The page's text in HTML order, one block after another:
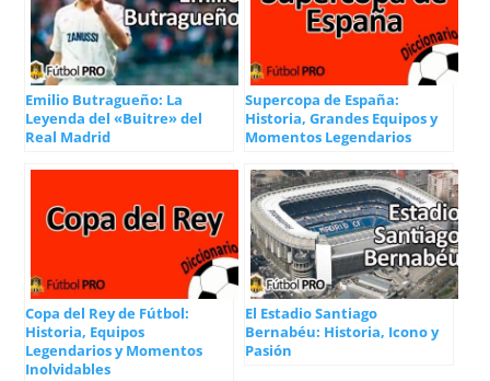
Emilio Butragueño: La
Leyenda del «Buitre» del
Real Madrid
Supercopa de España:
Historia, Grandes Equipos y
Momentos Legendarios
Copa del Rey de Fútbol:
Historia, Equipos
Legendarios y Momentos
Inolvidables
El Estadio Santiago
Bernabéu: Historia, Icono y
Pasión